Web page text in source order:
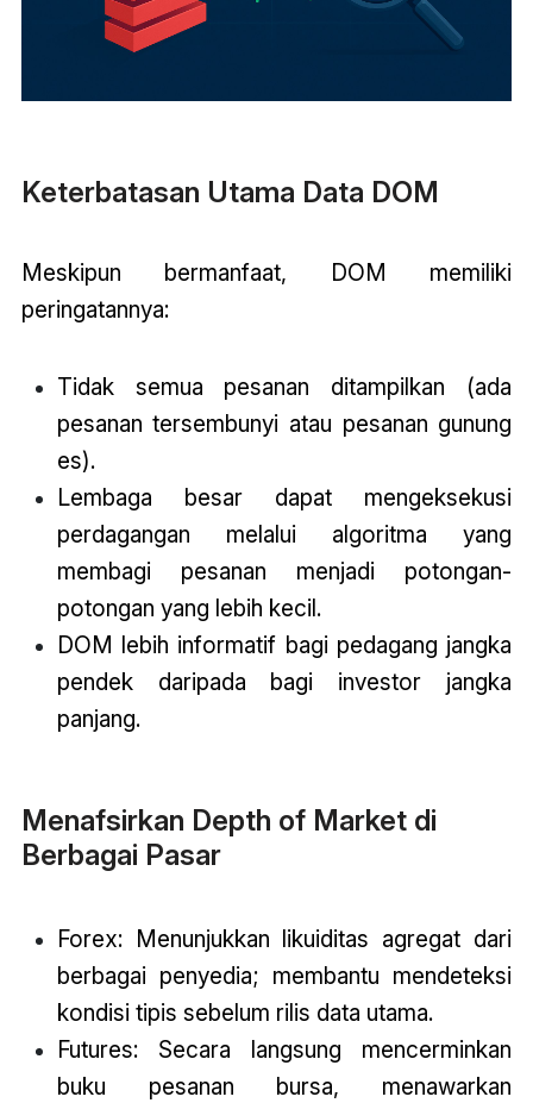
Keterbatasan Utama Data DOM
Meskipun bermanfaat, DOM memiliki
peringatannya:
Tidak semua pesanan ditampilkan (ada
pesanan tersembunyi atau pesanan gunung
es).
Lembaga besar dapat mengeksekusi
perdagangan melalui algoritma yang
membagi pesanan menjadi potongan-
potongan yang lebih kecil.
DOM lebih informatif bagi pedagang jangka
pendek daripada bagi investor jangka
panjang.
Menafsirkan Depth of Market di
Berbagai Pasar
Forex: Menunjukkan likuiditas agregat dari
berbagai penyedia; membantu mendeteksi
kondisi tipis sebelum rilis data utama.
Futures: Secara langsung mencerminkan
buku pesanan bursa, menawarkan